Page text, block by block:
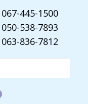
067-445-1500
050-538-7893
063-836-7812